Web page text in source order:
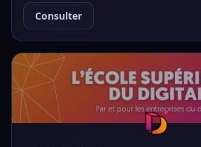
Consulter